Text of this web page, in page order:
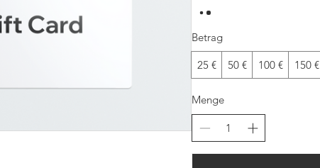
Betrag
25 € 50 € 100 € 150 €
Menge